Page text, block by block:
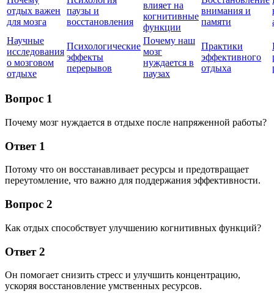
отдых важен
для мозга
паузы и
восстановления
влияет на
когнитивные
функции
внимания и
памяти
Научные
исследования
о мозговом
отдыхе
Психологические
эффекты
перерывов
Почему наш
мозг
нуждается в
паузах
Практики
эффективного
отдыха
Вопрос 1
Почему мозг нуждается в отдыхе после напряженной работы?
Ответ 1
Потому что он восстанавливает ресурсы и предотвращает
переутомление, что важно для поддержания эффективности.
Вопрос 2
Как отдых способствует улучшению когнитивных функций?
Ответ 2
Он помогает снизить стресс и улучшить концентрацию,
ускоряя восстановление умственных ресурсов.